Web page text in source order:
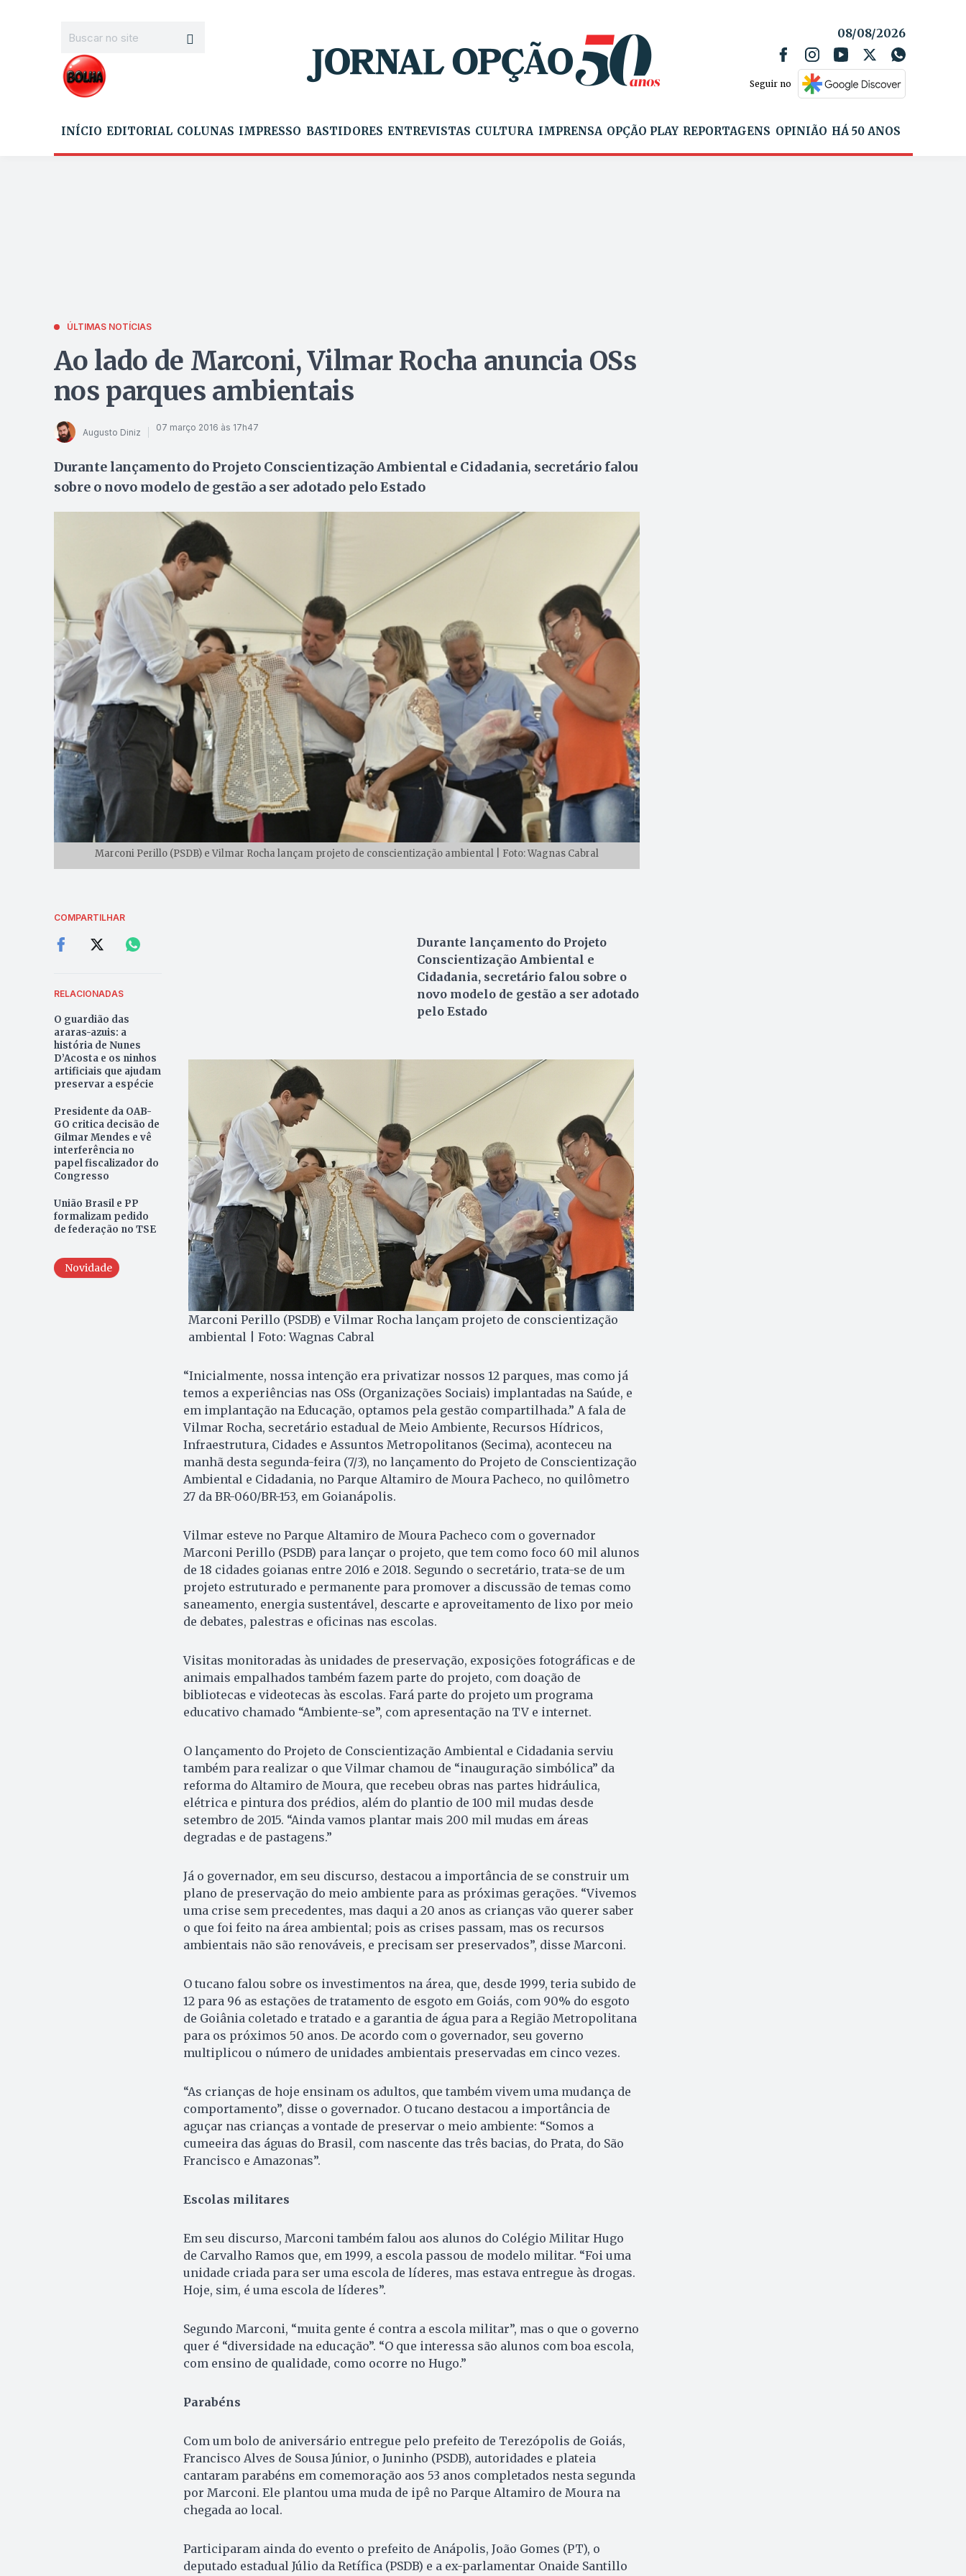
08/08/2026
Seguir no
INÍCIO EDITORIAL COLUNAS IMPRESSO BASTIDORES ENTREVISTAS CULTURA IMPRENSA OPÇÃO PLAY REPORTAGENS OPINIÃO HÁ 50 ANOS
ÚLTIMAS NOTÍCIAS
Ao lado de Marconi, Vilmar Rocha anuncia OSs
nos parques ambientais
Augusto Diniz 07 março 2016 às 17h47
Durante lançamento do Projeto Conscientização Ambiental e Cidadania, secretário falou
sobre o novo modelo de gestão a ser adotado pelo Estado
Marconi Perillo (PSDB) e Vilmar Rocha lançam projeto de conscientização ambiental | Foto: Wagnas Cabral
COMPARTILHAR
RELACIONADAS
O guardião das
araras-azuis: a
história de Nunes
D’Acosta e os ninhos
artificiais que ajudam
preservar a espécie
Presidente da OAB-
GO critica decisão de
Gilmar Mendes e vê
interferência no
papel fiscalizador do
Congresso
União Brasil e PP
formalizam pedido
de federação no TSE
Novidade
Durante lançamento do Projeto
Conscientização Ambiental e
Cidadania, secretário falou sobre o
novo modelo de gestão a ser adotado
pelo Estado
Marconi Perillo (PSDB) e Vilmar Rocha lançam projeto de conscientização
ambiental | Foto: Wagnas Cabral
“Inicialmente, nossa intenção era privatizar nossos 12 parques, mas como já
temos a experiências nas OSs (Organizações Sociais) implantadas na Saúde, e
em implantação na Educação, optamos pela gestão compartilhada.” A fala de
Vilmar Rocha, secretário estadual de Meio Ambiente, Recursos Hí­dri­cos,
Infraestrutura, Cidades e Assuntos Metropolitanos (Secima), aconteceu na
manhã desta segunda-feira (7/3), no lançamento do Projeto de Conscientização
Ambiental e Cidadania, no Parque Altamiro de Moura Pacheco, no quilômetro
27 da BR-060/BR-153, em Goianápolis.
Vilmar esteve no Parque Altamiro de Moura Pacheco com o governador
Marconi Perillo (PSDB) para lançar o projeto, que tem como foco 60 mil alunos
de 18 cidades goianas entre 2016 e 2018. Segundo o secretário, trata-se de um
projeto estruturado e permanente para promover a discussão de temas como
saneamento, energia sustentável, descarte e aproveitamento de lixo por meio
de debates, palestras e oficinas nas escolas.
Visitas monitoradas às unidades de preservação, exposições fotográficas e de
animais empalhados também fazem parte do projeto, com doação de
bibliotecas e videotecas às escolas. Fará parte do projeto um programa
educativo chamado “Ambiente-se”, com apresentação na TV e internet.
O lançamento do Projeto de Conscientização Ambiental e Cidadania serviu
também para realizar o que Vilmar chamou de “inauguração simbólica” da
reforma do Altamiro de Moura, que recebeu obras nas partes hidráulica,
elétrica e pintura dos prédios, além do plantio de 100 mil mudas desde
setembro de 2015. “Ainda vamos plantar mais 200 mil mudas em áreas
degradas e de pastagens.”
Já o governador, em seu discurso, destacou a importância de se construir um
plano de preservação do meio ambiente para as próximas gerações. “Vivemos
uma crise sem precedentes, mas daqui a 20 anos as crianças vão querer saber
o que foi feito na área ambiental; pois as crises passam, mas os recursos
ambientais não são renováveis, e precisam ser preservados”, disse Marconi.
O tucano falou sobre os investimentos na área, que, desde 1999, teria subido de
12 para 96 as estações de tratamento de esgoto em Goiás, com 90% do esgoto
de Goiânia coletado e tratado e a garantia de água para a Região Metropolitana
para os próximos 50 anos. De acordo com o governador, seu governo
multiplicou o número de unidades ambientais preservadas em cinco vezes.
“As crianças de hoje ensinam os adultos, que também vivem uma mudança de
comportamento”, disse o governador. O tucano destacou a importância de
aguçar nas crianças a vontade de preservar o meio ambiente: “Somos a
cumeeira das águas do Brasil, com nascente das três bacias, do Prata, do São
Francisco e Amazonas”.
Escolas militares
Em seu discurso, Marconi também falou aos alunos do Colégio Militar Hugo
de Carvalho Ramos que, em 1999, a escola passou de modelo militar. “Foi uma
unidade criada para ser uma escola de líderes, mas estava entregue às drogas.
Hoje, sim, é uma escola de líderes”.
Segundo Marconi, “muita gente é contra a escola militar”, mas o que o governo
quer é “diversidade na educação”. “O que interessa são alunos com boa escola,
com ensino de qualidade, como ocorre no Hugo.”
Parabéns
Com um bolo de aniversário entregue pelo prefeito de Terezópolis de Goiás,
Francisco Alves de Sousa Júnior, o Juninho (PSDB), autoridades e plateia
cantaram parabéns em comemoração aos 53 anos completados nesta segunda
por Marconi. Ele plantou uma muda de ipê no Parque Altamiro de Moura na
chegada ao local.
Participaram ainda do evento o prefeito de Anápolis, João Gomes (PT), o
deputado estadual Júlio da Retífica (PSDB) e a ex-parlamentar Onaide Santillo